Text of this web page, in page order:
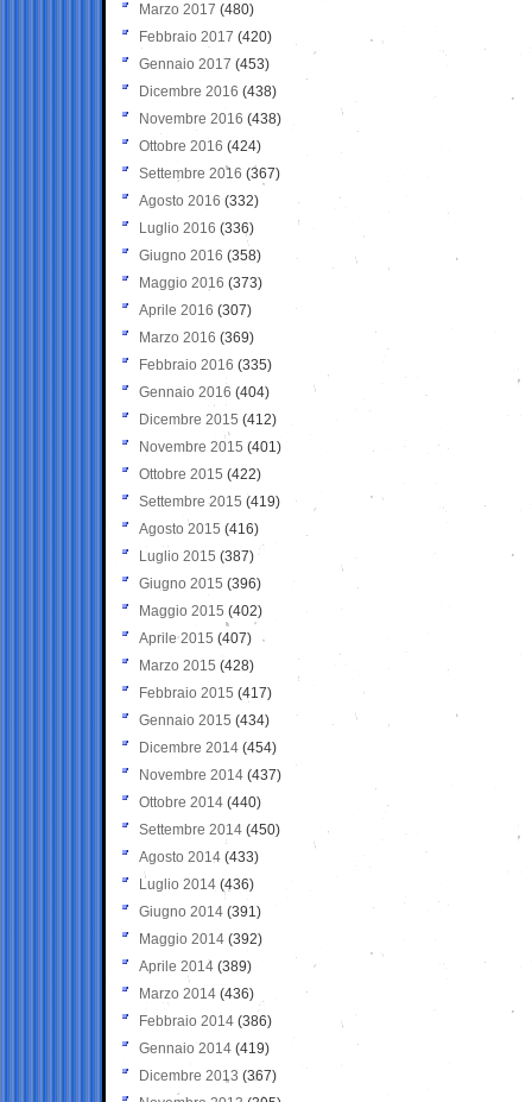
Marzo 2017 (480)
Febbraio 2017 (420)
Gennaio 2017 (453)
Dicembre 2016 (438)
Novembre 2016 (438)
Ottobre 2016 (424)
Settembre 2016 (367)
Agosto 2016 (332)
Luglio 2016 (336)
Giugno 2016 (358)
Maggio 2016 (373)
Aprile 2016 (307)
Marzo 2016 (369)
Febbraio 2016 (335)
Gennaio 2016 (404)
Dicembre 2015 (412)
Novembre 2015 (401)
Ottobre 2015 (422)
Settembre 2015 (419)
Agosto 2015 (416)
Luglio 2015 (387)
Giugno 2015 (396)
Maggio 2015 (402)
Aprile 2015 (407)
Marzo 2015 (428)
Febbraio 2015 (417)
Gennaio 2015 (434)
Dicembre 2014 (454)
Novembre 2014 (437)
Ottobre 2014 (440)
Settembre 2014 (450)
Agosto 2014 (433)
Luglio 2014 (436)
Giugno 2014 (391)
Maggio 2014 (392)
Aprile 2014 (389)
Marzo 2014 (436)
Febbraio 2014 (386)
Gennaio 2014 (419)
Dicembre 2013 (367)